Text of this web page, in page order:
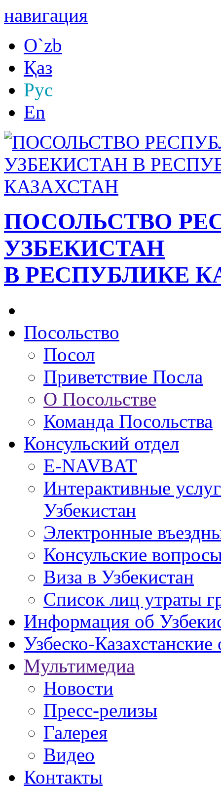
навигация
O`zb
Қаз
Рус
En
ПОСОЛЬСТВО
УЗБЕКИСТАН
В РЕСПУБЛИКЕ
Посольство
Посол
Приветствие Посла
О Посольстве
Команда Посольства
Консульский отдел
E-NAVBAT
Интерактивные
Узбекистан
Электронные
Консульские
Виза в Узбекистан
Список лиц утраты
Информация об
Узбеско-
Мультимедиа
Новости
Пресс-релизы
Галерея
Видео
Контакты